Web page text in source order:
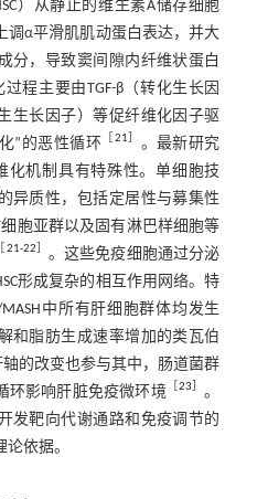
）从静止的维生素A储存细胞
调α平滑肌肌动蛋白表达，并大
分，导致窦间隙内纤维状蛋白
程主要由TGF-β（转化生长因
生长因子）等促纤维化因子驱
”的恶性循环 ［21］ 。最新研究
化机制具有特殊性。单细胞技
异质性，包括定居性与募集性
胞亚群以及固有淋巴样细胞等
［21-22］ 。这些免疫细胞通过分泌
形成复杂的相互作用网络。特
中所有肝细胞群体均发生
和脂肪生成速率增加的类瓦伯
的改变也参与其中，肠道菌群
环影响肝脏免疫微环境 ［23］ 。
发靶向代谢通路和免疫调节的
依据。